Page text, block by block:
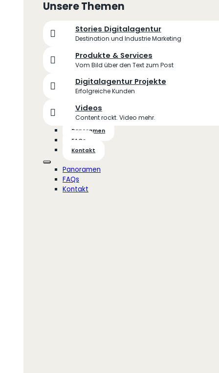
Unsere Themen
Stories Digitalagentur
Destination und Industrie Marketing
Produkte & Services
Vom Bild über den Text zum Post
Digitalagentur Projekte
Erfolgreiche Kunden
Videos
Content rockt. Video mehr.
Panoramen
FAQs
Kontakt
Panoramen
FAQs
Kontakt